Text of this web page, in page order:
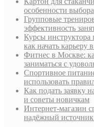
особенности выбора
Групповые
эффективность
Курсы инструктора
как начать карьеру
Фитнес в Москве:
заниматься с
Спортивное
использовать
Как подать заявку
и советы новичкам
Интернет-магазин
надёжный